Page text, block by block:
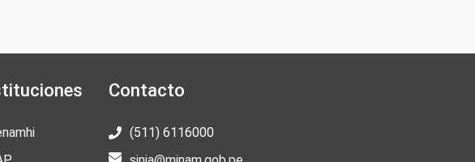
Contacto
(511) 6116000